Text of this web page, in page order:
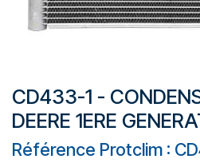
CD433-1 -
DEERE 1ERE
Référence Protclim :